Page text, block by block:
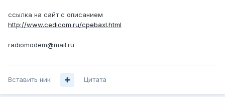
ссылка на сайт с описанием
http://www.cedicom.ru/cpebaxl.html
radiomodem@mail.ru
Вставить ник Цитата